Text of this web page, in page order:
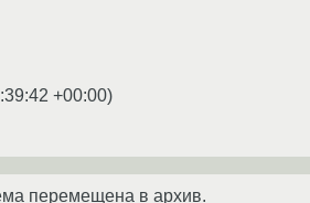
+00:00)
перемещена в архив.